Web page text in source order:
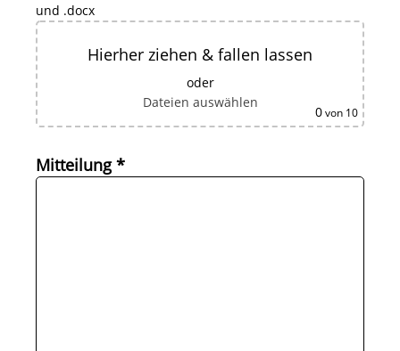
und .docx
Hierher ziehen & fallen lassen
oder
Dateien auswählen
0von 10
Mitteilung *